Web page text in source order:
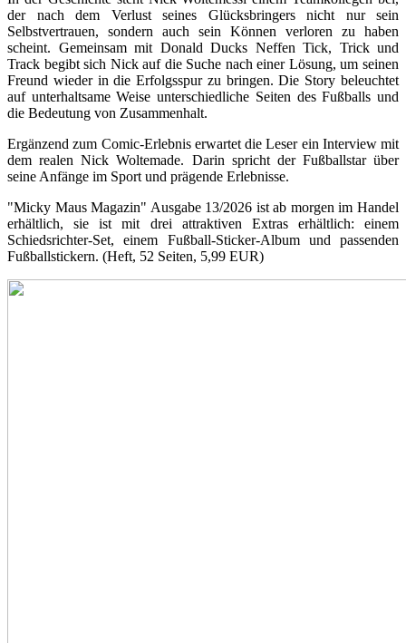
der nach dem Verlust seines Glücksbringers nicht nur sein
Selbstvertrauen, sondern auch sein Können verloren zu haben
scheint. Gemeinsam mit Donald Ducks Neffen Tick, Trick und
Track begibt sich Nick auf die Suche nach einer Lösung, um seinen
Freund wieder in die Erfolgsspur zu bringen. Die Story beleuchtet
auf unterhaltsame Weise unterschiedliche Seiten des Fußballs und
die Bedeutung von Zusammenhalt.
Ergänzend zum Comic-Erlebnis erwartet die Leser ein Interview mit
dem realen Nick Woltemade. Darin spricht der Fußballstar über
seine Anfänge im Sport und prägende Erlebnisse.
"Micky Maus Magazin" Ausgabe 13/2026 ist ab morgen im Handel
erhältlich, sie ist mit drei attraktiven Extras erhältlich: einem
Schiedsrichter-Set, einem Fußball-Sticker-Album und passenden
Fußballstickern. (Heft, 52 Seiten, 5,99 EUR)